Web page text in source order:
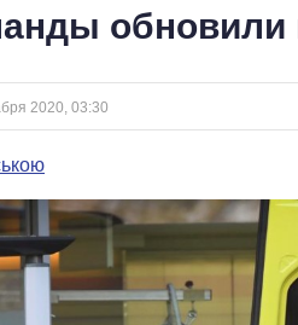
обновили
2020, 03:30